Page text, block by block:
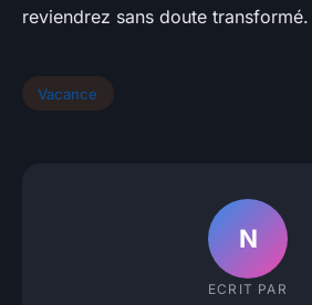
reviendrez sans doute transformé.
Vacance
N
ECRIT PAR